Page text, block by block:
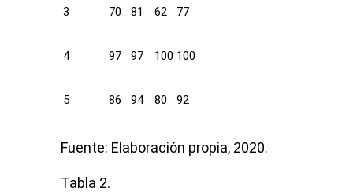
3 70 81 62 77
4 97 97 100 100
5 86 94 80 92
Fuente: Elaboración propia, 2020.
Tabla 2.